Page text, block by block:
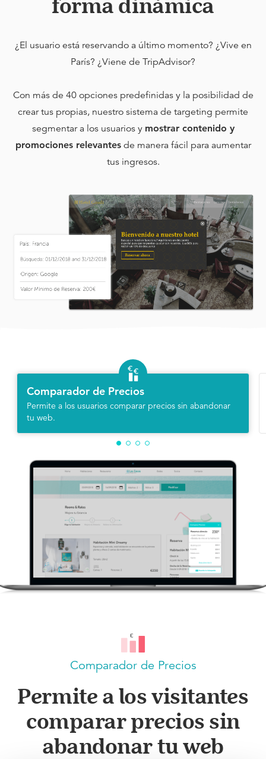
¿El usuario está reservando a último momento? ¿Vive en
París? ¿Viene de TripAdvisor?
Con más de 40 opciones predefinidas y la posibilidad de
crear tus propias, nuestro sistema de targeting permite
segmentar a los usuarios y mostrar contenido y
promociones relevantesde manera fácil para aumentar
tus ingresos.
Comparador de Precios
Permite a los usuarios comparar precios sin abandonar
tu web.
Comparador de Precios
Permite a los visitantes
comparar precios sin
abandonar tu web